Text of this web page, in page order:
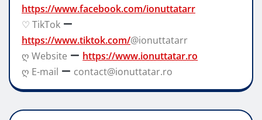
https://www.facebook.com/ionuttatarr
♡ TikTok
https://www.tiktok.com/@ionuttatarr
ღ Website
https://www.ionuttatar.ro
ღ E-mail
contact@ionuttatar.ro